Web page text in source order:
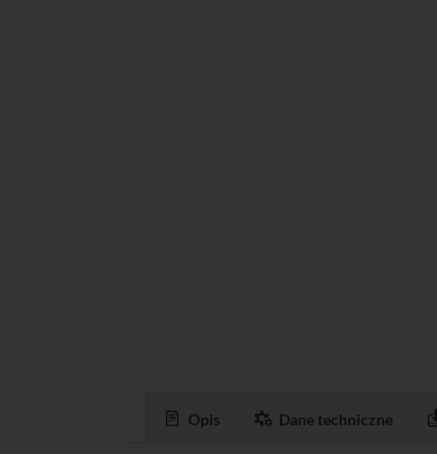
Opis Dane techniczne